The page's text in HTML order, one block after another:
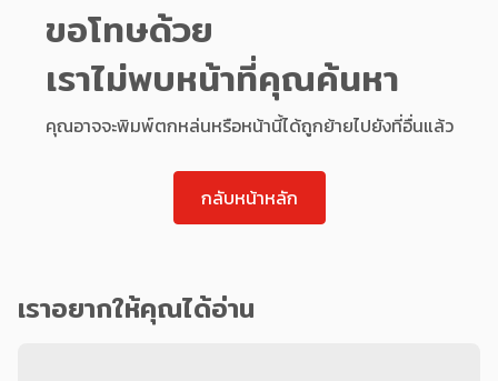
ขอโทษด้วย
เราไม่พบหน้าที่คุณค้นหา
คุณอาจจะพิมพ์ตกหล่นหรือหน้านี้ได้ถูกย้ายไปยังที่อื่นแล้ว
กลับหน้าหลัก
เราอยากให้คุณได้อ่าน